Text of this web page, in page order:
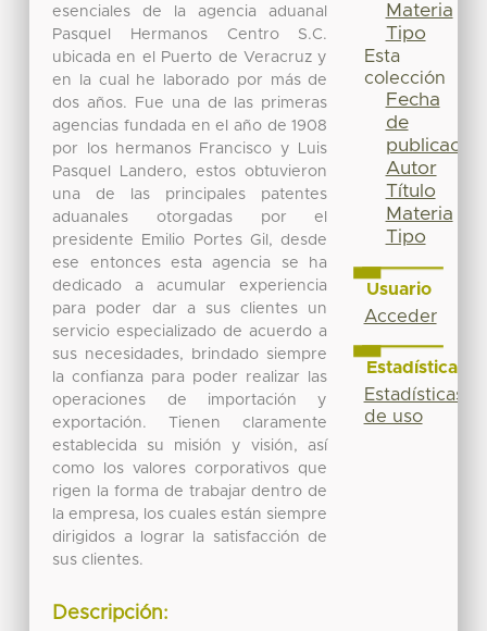
esenciales de la agencia aduanal
Pasquel Hermanos Centro S.C.
ubicada en el Puerto de Veracruz y
en la cual he laborado por más de
dos años. Fue una de las primeras
agencias fundada en el año de 1908
por los hermanos Francisco y Luis
Pasquel Landero, estos obtuvieron
una de las principales patentes
aduanales otorgadas por el
presidente Emilio Portes Gil, desde
ese entonces esta agencia se ha
dedicado a acumular experiencia
para poder dar a sus clientes un
servicio especializado de acuerdo a
sus necesidades, brindado siempre
la confianza para poder realizar las
operaciones de importación y
exportación. Tienen claramente
establecida su misión y visión, así
como los valores corporativos que
rigen la forma de trabajar dentro de
la empresa, los cuales están siempre
dirigidos a lograr la satisfacción de
sus clientes.
Descripción:
Materia
Tipo
Esta
colección
Fecha
de
publicación
Autor
Título
Materia
Tipo
Usuario
Acceder
Estadísticas
Estadísticas
de uso